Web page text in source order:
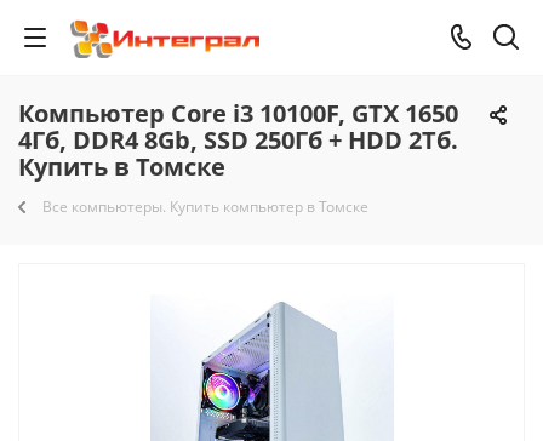
Компьютер Core i3 10100F, GTX 1650
4Гб, DDR4 8Gb, SSD 250Гб + HDD 2Тб.
Купить в Томске
Все компьютеры. Купить компьютер в Томске